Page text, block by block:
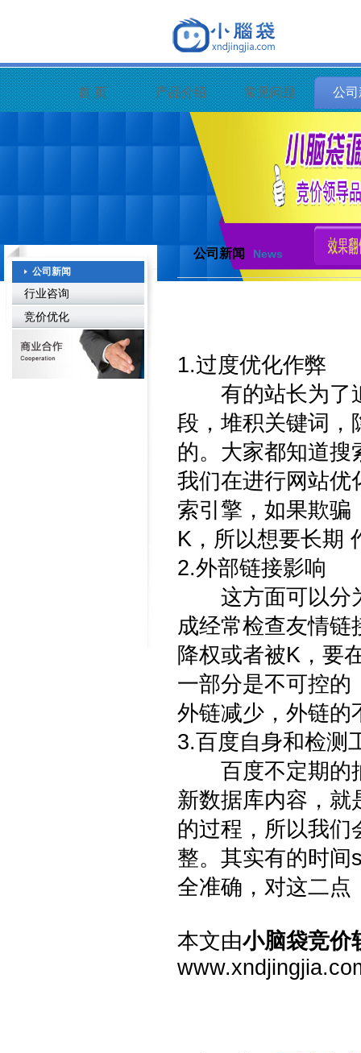
首 页 产品介绍 常见问题 公
公司新闻
行业咨询
竞价优化
公司新闻 News
1.过度优化作弊
有的站长为了追
段，堆积关键词，
的。大家都知道搜
我们在进行网站优
索引擎，如果欺骗
K，所以想要长期
2.外部链接影响
这方面可以分为
成经常检查友情链
降权或者被K，要
一部分是不可控的
外链减少，外链的
3.百度自身和检测
百度不定期的抽
新数据库内容，就
的过程，所以我们
整。其实有的时间
全准确，对这二点
本文由小脑袋竞价